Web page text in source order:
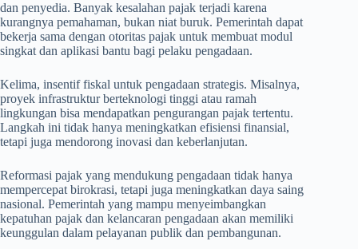
dan penyedia. Banyak kesalahan pajak terjadi karena
kurangnya pemahaman, bukan niat buruk. Pemerintah dapat
bekerja sama dengan otoritas pajak untuk membuat modul
singkat dan aplikasi bantu bagi pelaku pengadaan.
Kelima, insentif fiskal untuk pengadaan strategis. Misalnya,
proyek infrastruktur berteknologi tinggi atau ramah
lingkungan bisa mendapatkan pengurangan pajak tertentu.
Langkah ini tidak hanya meningkatkan efisiensi finansial,
tetapi juga mendorong inovasi dan keberlanjutan.
Reformasi pajak yang mendukung pengadaan tidak hanya
mempercepat birokrasi, tetapi juga meningkatkan daya saing
nasional. Pemerintah yang mampu menyeimbangkan
kepatuhan pajak dan kelancaran pengadaan akan memiliki
keunggulan dalam pelayanan publik dan pembangunan.